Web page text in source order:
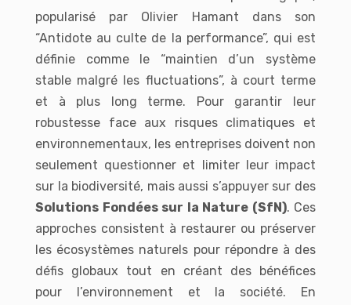
popularisé par Olivier Hamant dans son
“Antidote au culte de la performance”, qui est
définie comme le “maintien d’un système
stable malgré les fluctuations”, à court terme
et à plus long terme. Pour garantir leur
robustesse face aux risques climatiques et
environnementaux, les entreprises doivent non
seulement questionner et limiter leur impact
sur la biodiversité, mais aussi s’appuyer sur des
Solutions Fondées sur la Nature (SfN). Ces
approches consistent à restaurer ou préserver
les écosystèmes naturels pour répondre à des
défis globaux tout en créant des bénéfices
pour l’environnement et la société. En